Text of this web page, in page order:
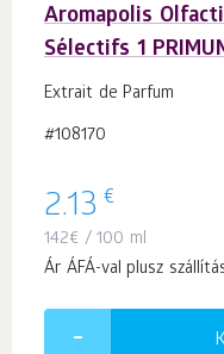
Aromapolis
Sélectifs 1
Extrait de Parfum
#108170
2.13 €
142€ / 100 ml
Ár ÁFÁ-val plusz